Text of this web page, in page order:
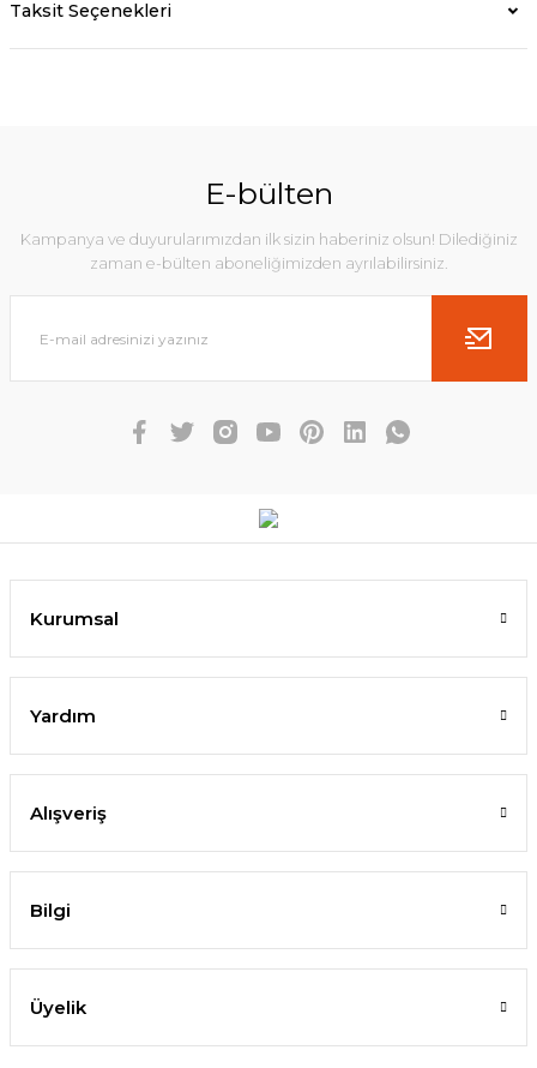
Taksit Seçenekleri
E-bülten
Kampanya ve duyurularımızdan ilk sizin haberiniz olsun! Dilediğiniz
zaman e-bülten aboneliğimizden ayrılabilirsiniz.
Kurumsal
Yardım
Alışveriş
Bilgi
Üyelik